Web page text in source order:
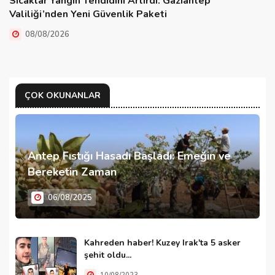
Valiliği’nden Yeni Güvenlik Paketi
08/08/2026
ÇOK OKUNANLAR
Antep Fıstığı Hasadı Başladı: Emeğin ve
Bereketin Zaman
06/08/2025
Kahreden haber! Kuzey Irak'ta 5 asker
şehit oldu...